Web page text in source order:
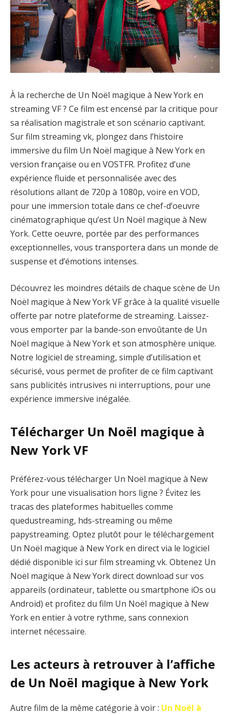
À la recherche de Un Noël magique à New York en
streaming VF ? Ce film est encensé par la critique pour
sa réalisation magistrale et son scénario captivant.
Sur film streaming vk, plongez dans l’histoire
immersive du film Un Noël magique à New York en
version française ou en VOSTFR. Profitez d’une
expérience fluide et personnalisée avec des
résolutions allant de 720p à 1080p, voire en VOD,
pour une immersion totale dans ce chef-d’oeuvre
cinématographique qu’est Un Noël magique à New
York. Cette oeuvre, portée par des performances
exceptionnelles, vous transportera dans un monde de
suspense et d’émotions intenses.
Découvrez les moindres détails de chaque scène de Un
Noël magique à New York VF grâce à la qualité visuelle
offerte par notre plateforme de streaming. Laissez-
vous emporter par la bande-son envoûtante de Un
Noël magique à New York et son atmosphère unique.
Notre logiciel de streaming, simple d’utilisation et
sécurisé, vous permet de profiter de ce film captivant
sans publicités intrusives ni interruptions, pour une
expérience immersive inégalée.
Télécharger Un Noël magique à
New York VF
Préférez-vous télécharger Un Noël magique à New
York pour une visualisation hors ligne ? Évitez les
tracas des plateformes habituelles comme
quedustreaming, hds-streaming ou même
papystreaming. Optez plutôt pour le téléchargement
Un Noël magique à New York en direct via le logiciel
dédié disponible ici sur film streaming vk. Obtenez Un
Noël magique à New York direct download sur vos
appareils (ordinateur, tablette ou smartphone iOs ou
Android) et profitez du film Un Noël magique à New
York en entier à votre rythme, sans connexion
internet nécessaire.
Les acteurs à retrouver à l’affiche
de Un Noël magique à New York
Autre film de la même catégorie à voir : Un Noël à